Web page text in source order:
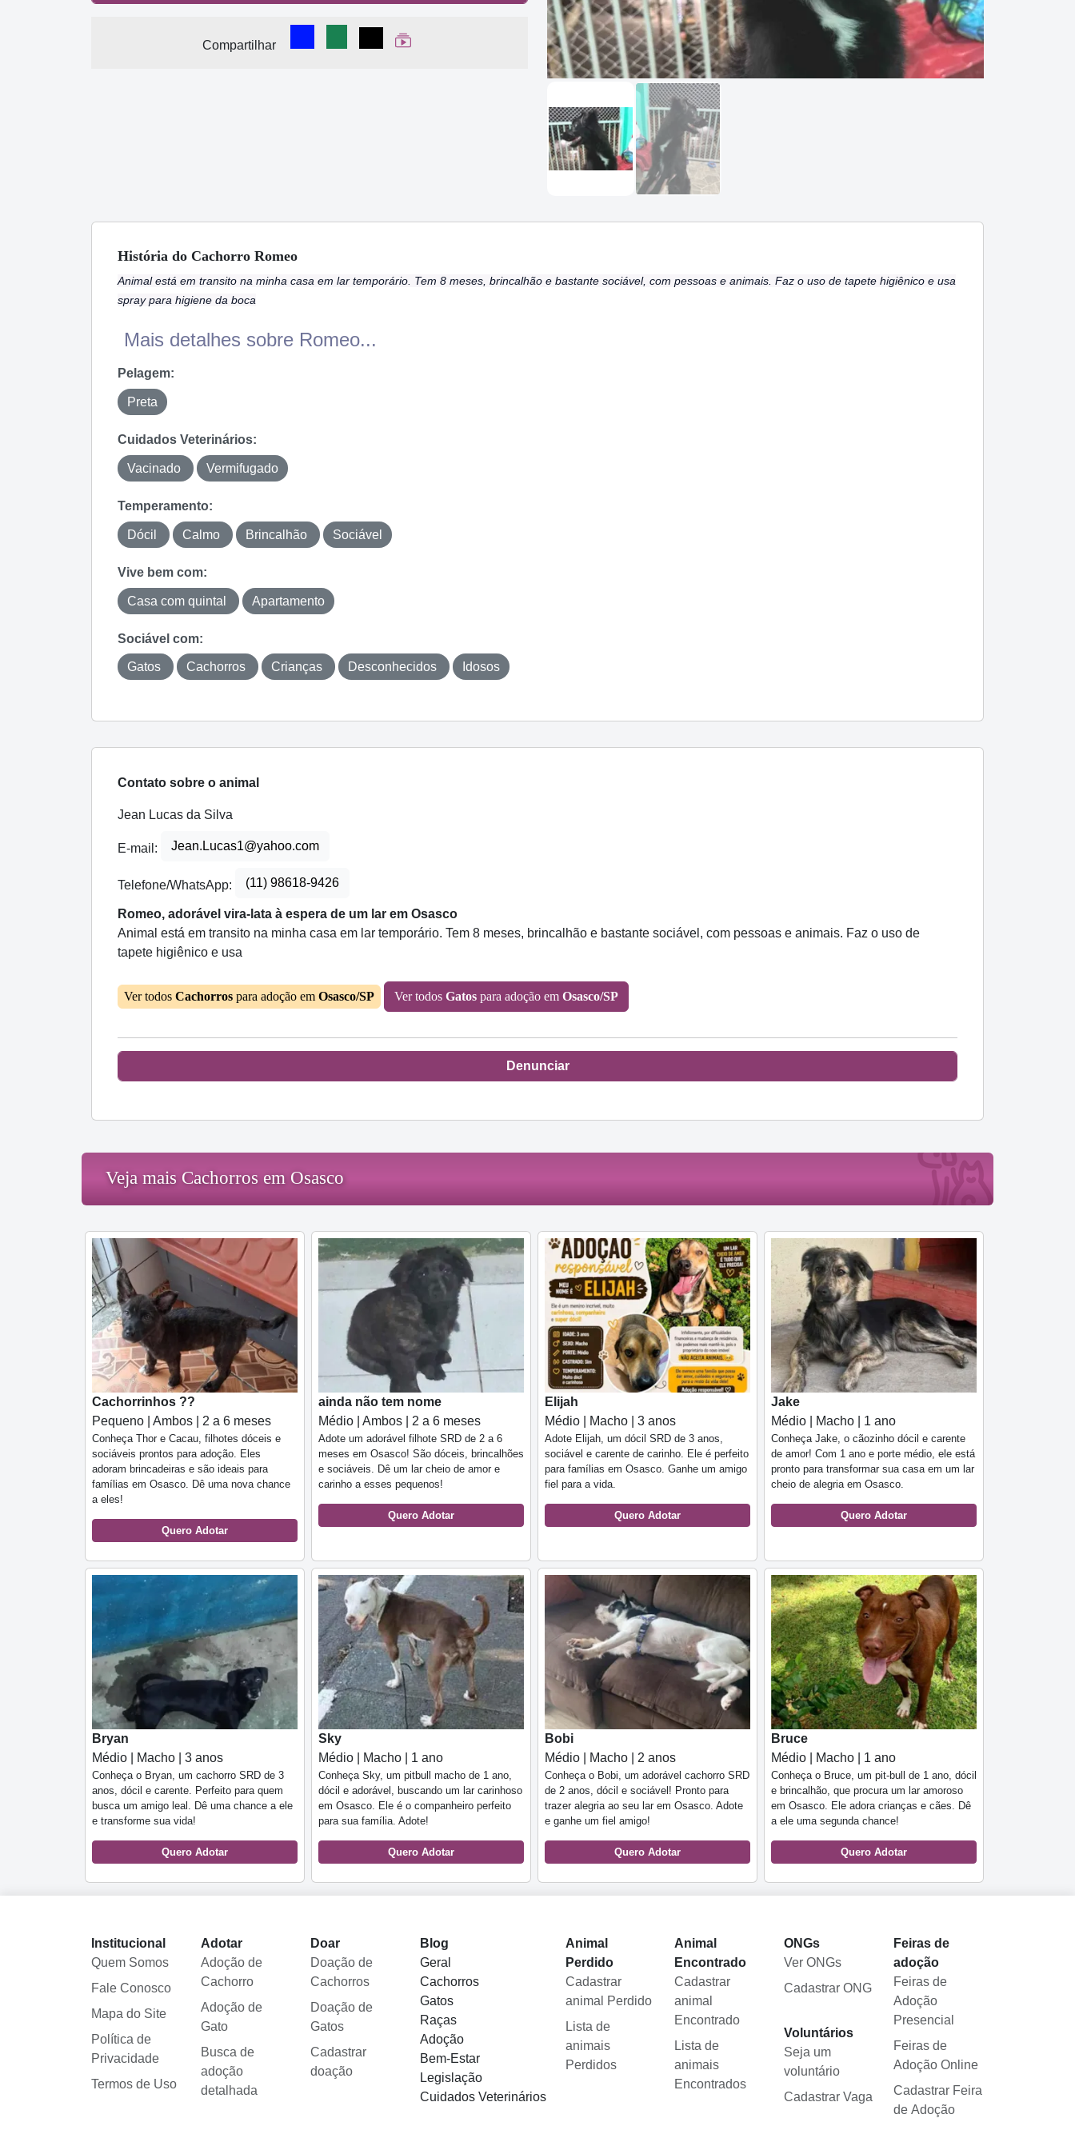
Compartilhar
Compartilhar no Facebook
Compartilhar no WhatsApp
Compartilhar
Ver Web Story
História do Cachorro Romeo
Animal está em transito na minha casa em lar temporário. Tem 8 meses, brincalhão e bastante sociável, com pessoas e animais. Faz o uso de tapete higiênico e usa
spray para higiene da boca
Mais detalhes sobre Romeo...
Pelagem:
Preta
Cuidados Veterinários:
Vacinado Vermifugado
Temperamento:
Dócil Calmo Brincalhão Sociável
Vive bem com:
Casa com quintal Apartamento
Sociável com:
Gatos Cachorros Crianças Desconhecidos Idosos
Contato sobre o animal
Jean Lucas da Silva
E-mail: Jean.Lucas1@yahoo.com
Telefone/WhatsApp: (11) 98618-9426
Romeo, adorável vira-lata à espera de um lar em Osasco
Animal está em transito na minha casa em lar temporário. Tem 8 meses, brincalhão e bastante sociável, com pessoas e animais. Faz o uso de
tapete higiênico e usa
Ver todos Cachorros para adoção em Osasco/SP Ver todos Gatos para adoção em Osasco/SP
Denunciar
Veja mais Cachorros em Osasco
Cachorrinhos ??
Pequeno | Ambos | 2 a 6 meses
Conheça Thor e Cacau, filhotes dóceis e
sociáveis prontos para adoção. Eles
adoram brincadeiras e são ideais para
famílias em Osasco. Dê uma nova chance
a eles!
Quero Adotar
ainda não tem nome
Médio | Ambos | 2 a 6 meses
Adote um adorável filhote SRD de 2 a 6
meses em Osasco! São dóceis, brincalhões
e sociáveis. Dê um lar cheio de amor e
carinho a esses pequenos!
Quero Adotar
Elijah
Médio | Macho | 3 anos
Adote Elijah, um dócil SRD de 3 anos,
sociável e carente de carinho. Ele é perfeito
para famílias em Osasco. Ganhe um amigo
fiel para a vida.
Quero Adotar
Jake
Médio | Macho | 1 ano
Conheça Jake, o cãozinho dócil e carente
de amor! Com 1 ano e porte médio, ele está
pronto para transformar sua casa em um lar
cheio de alegria em Osasco.
Quero Adotar
Bryan
Médio | Macho | 3 anos
Conheça o Bryan, um cachorro SRD de 3
anos, dócil e carente. Perfeito para quem
busca um amigo leal. Dê uma chance a ele
e transforme sua vida!
Quero Adotar
Sky
Médio | Macho | 1 ano
Conheça Sky, um pitbull macho de 1 ano,
dócil e adorável, buscando um lar carinhoso
em Osasco. Ele é o companheiro perfeito
para sua família. Adote!
Quero Adotar
Bobi
Médio | Macho | 2 anos
Conheça o Bobi, um adorável cachorro SRD
de 2 anos, dócil e sociável! Pronto para
trazer alegria ao seu lar em Osasco. Adote
e ganhe um fiel amigo!
Quero Adotar
Bruce
Médio | Macho | 1 ano
Conheça o Bruce, um pit-bull de 1 ano, dócil
e brincalhão, que procura um lar amoroso
em Osasco. Ele adora crianças e cães. Dê
a ele uma segunda chance!
Quero Adotar
Institucional
Quem Somos
Fale Conosco
Mapa do Site
Política de
Privacidade
Termos de Uso
Adotar
Adoção de
Cachorro
Adoção de
Gato
Busca de
adoção
detalhada
Doar
Doação de
Cachorros
Doação de
Gatos
Cadastrar
doação
Blog
Geral
Cachorros
Gatos
Raças
Adoção
Bem-Estar
Legislação
Cuidados Veterinários
Animal
Perdido
Cadastrar
animal Perdido
Lista de
animais
Perdidos
Animal
Encontrado
Cadastrar
animal
Encontrado
Lista de
animais
Encontrados
ONGs
Ver ONGs
Cadastrar ONG
Voluntários
Seja um
voluntário
Cadastrar Vaga
Feiras de
adoção
Feiras de
Adoção
Presencial
Feiras de
Adoção Online
Cadastrar Feira
de Adoção